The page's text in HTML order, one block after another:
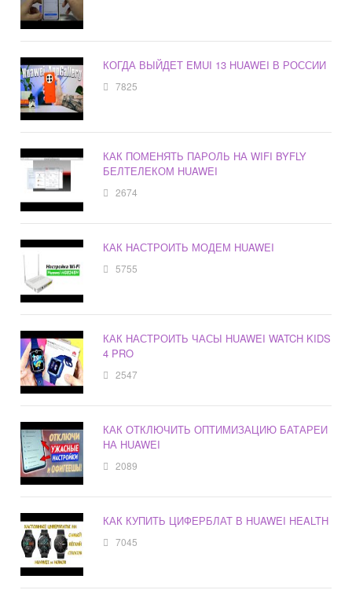
КОГДА ВЫЙДЕТ EMUI 13 HUAWEI В РОССИИ
7825
КАК ПОМЕНЯТЬ ПАРОЛЬ НА WIFI BYFLY
БЕЛТЕЛЕКОМ HUAWEI
2674
КАК НАСТРОИТЬ МОДЕМ HUAWEI
5755
КАК НАСТРОИТЬ ЧАСЫ HUAWEI WATCH KIDS
4 PRO
2547
КАК ОТКЛЮЧИТЬ ОПТИМИЗАЦИЮ БАТАРЕИ
НА HUAWEI
2089
КАК КУПИТЬ ЦИФЕРБЛАТ В HUAWEI HEALTH
7045